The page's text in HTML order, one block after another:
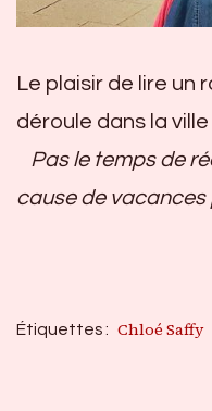
Le plaisir de lire un
déroule dans la
Pas le temps de
cause de
Étiquettes : Chloé Saffy